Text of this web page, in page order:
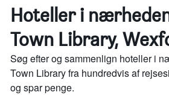
Hoteller i
Town Library,
Søg efter og sammenlign hoteller i
Town Library fra hundredvis af
og spar penge.